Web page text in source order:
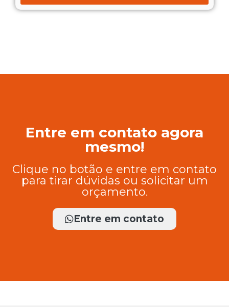
Entre em contato agora
mesmo!
Clique no botão e entre em contato
para tirar dúvidas ou solicitar um
orçamento.
Entre em contato